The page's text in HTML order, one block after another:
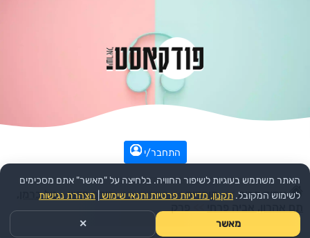
התחבר/י
עמוד הבית >> קומדיה >>הפודקאסט: בוקר חדש - טל ברמן,
האתר משתמש בעוגיות לשיפור החוויה. בלחיצה על "מאשר" אתם מסכימים
לשימוש המקובל. תקנון, מדיניות פרטיות ותנאי שימוש הצהרת נגישות
מאשר ✕